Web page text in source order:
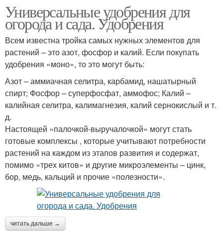
Универсальные удобрения для
огорода и сада. Удобрения
Всем известна тройка самых нужных элементов для
растений – это азот, фосфор и калий. Если покупать
удобрения «моно», то это могут быть:
Азот – аммиачная селитра, карбамид, нашатырный
спирт; Фосфор – суперфосфат, аммофос; Калий –
калийная селитра, калимагнезия, калий сернокислый и т.
д.
Настоящей «палочкой-выручалочкой» могут стать
готовые комплексы , которые учитывают потребности
растений на каждом из этапов развития и содержат,
помимо «трех китов» и другие микроэлементы – цинк,
бор, медь, кальций и прочие «полезности».
читать дальше →